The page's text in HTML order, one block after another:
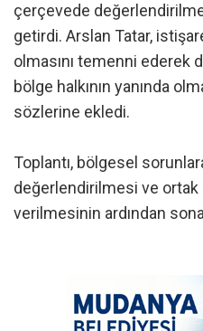
çerçevede
getirdi. Arslan Tatar,
olmasını temenni ederek
bölge halkının yanında
sözlerine ekledi.
Toplantı, bölgesel
değerlendirilmesi ve ortak
verilmesinin ardından